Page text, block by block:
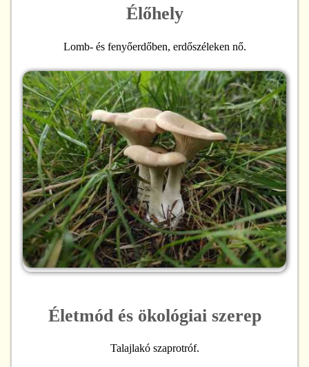
Élőhely
Lomb- és fenyőerdőben, erdőszéleken nő.
Életmód és ökológiai szerep
Talajlakó szaprotróf.